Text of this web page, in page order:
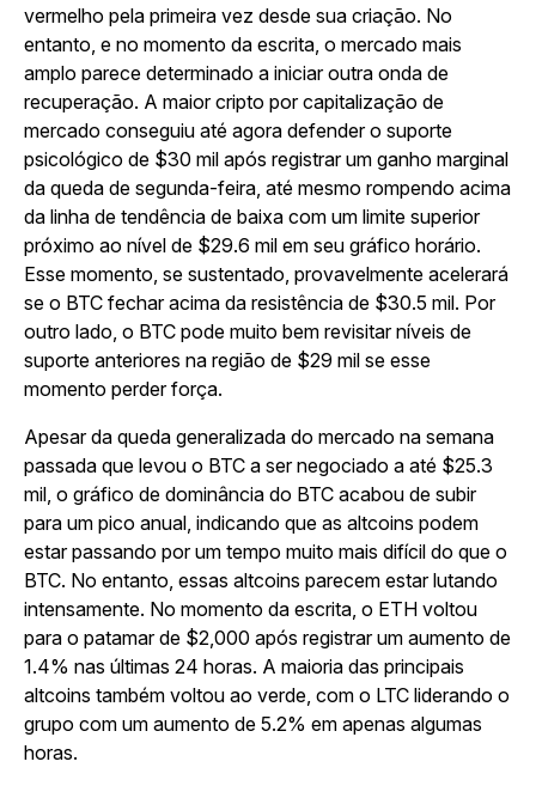
vermelho pela primeira vez desde sua criação. No
entanto, e no momento da escrita, o mercado mais
amplo parece determinado a iniciar outra onda de
recuperação. A maior cripto por capitalização de
mercado conseguiu até agora defender o suporte
psicológico de $30 mil após registrar um ganho marginal
da queda de segunda-feira, até mesmo rompendo acima
da linha de tendência de baixa com um limite superior
próximo ao nível de $29.6 mil em seu gráfico horário.
Esse momento, se sustentado, provavelmente acelerará
se o BTC fechar acima da resistência de $30.5 mil. Por
outro lado, o BTC pode muito bem revisitar níveis de
suporte anteriores na região de $29 mil se esse
momento perder força.
Apesar da queda generalizada do mercado na semana
passada que levou o BTC a ser negociado a até $25.3
mil, o gráfico de dominância do BTC acabou de subir
para um pico anual, indicando que as altcoins podem
estar passando por um tempo muito mais difícil do que o
BTC. No entanto, essas altcoins parecem estar lutando
intensamente. No momento da escrita, o ETH voltou
para o patamar de $2,000 após registrar um aumento de
1.4% nas últimas 24 horas. A maioria das principais
altcoins também voltou ao verde, com o LTC liderando o
grupo com um aumento de 5.2% em apenas algumas
horas.